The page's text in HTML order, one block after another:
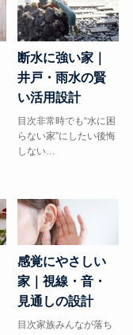
断水に強い家｜
井戸・雨水の賢
い活用設計
目次非常時でも“水に困
らない家”にしたい後悔
しない…
感覚にやさしい
家｜視線・音・
見通しの設計
目次家族みんなが落ち